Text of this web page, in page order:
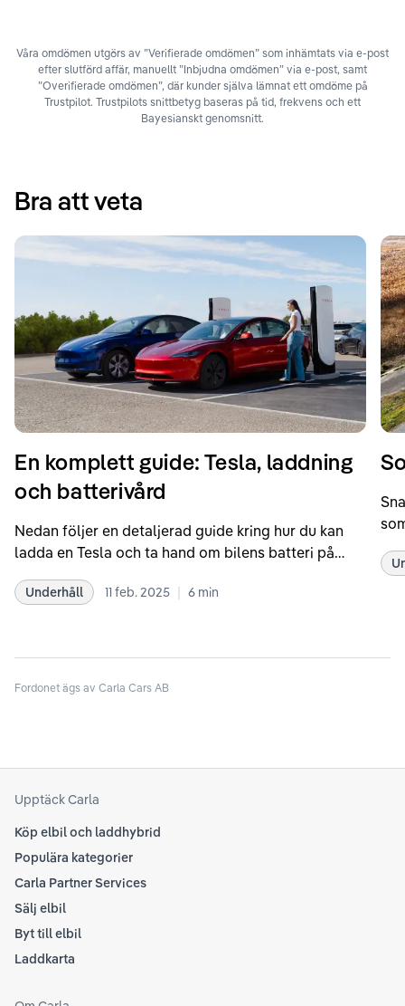
Våra omdömen utgörs av ”Verifierade omdömen” som inhämtats via e-post
efter slutförd affär, manuellt ”Inbjudna omdömen” via e-post, samt
”Overifierade omdömen”, där kunder själva lämnat ett omdöme på
Trustpilot. Trustpilots snittbetyg baseras på tid, frekvens och ett
Bayesianskt genomsnitt.
Bra att veta
En komplett guide: Tesla, laddning
och batterivård
Nedan följer en detaljerad guide kring hur du kan
ladda en Tesla och ta hand om bilens batteri på
rekommendationer samt våra egna erfarenheter
att kolla Teslas officiella supportsidor för den
senaste informationen.
Underhåll 11 feb. 2025 | 6 min
till
Fordonet ägs av Carla Cars AB
Upptäck Carla
Köp elbil och laddhybrid
Populära kategorier
Carla Partner Services
Sälj elbil
Byt till elbil
Laddkarta